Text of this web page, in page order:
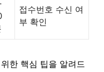
접수번호 수신 여
부 확인
한 핵심 팁을 알려드